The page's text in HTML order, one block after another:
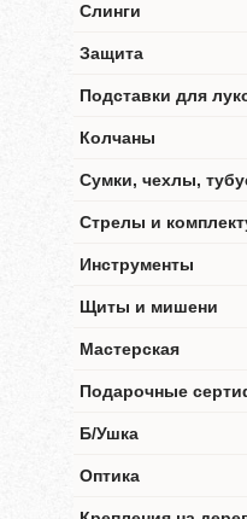
Слинги
Защита
Подставки для
Колчаны
Сумки, чехлы,
Стрелы и
Инструменты
Щиты и мишени
Мастерская
Подарочные
Б/Ушка
Оптика